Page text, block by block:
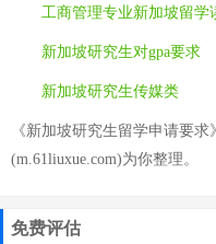
工商管理专业新加坡留学
新加坡研究生对gpa要求
新加坡研究生传媒类
《新加坡研究生留学申请要
(m.61liuxue.com)为你整理。
免费评估